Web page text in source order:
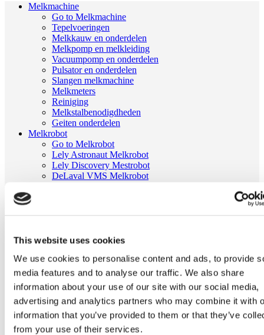
This website uses cookies
We use cookies to personalise content and ads, to provide
media features and to analyse our traffic. We also share
information about your use of our site with our social media,
advertising and analytics partners who may combine it with
information that you’ve provided to them or that they’ve
from your use of their services.
Melkmachine
Go to Melkmachine
Tepelvoeringen
Melkkauw en onderdelen
Melkpomp en melkleiding
Vacuumpomp en onderdelen
Pulsator en onderdelen
Slangen melkmachine
Melkmeters
Reiniging
Melkstalbenodigdheden
Geiten onderdelen
Melkrobot
Go to Melkrobot
Lely Astronaut Melkrobot
Lely Discovery Mestrobot
DeLaval VMS Melkrobot
Stal benodigdheden
Ambic onderdelen
stalartikelen
Skelex
Home
Melkmachine
Tepelvoeringen
Tepelvoering passend voor Gascoigne Melotte 381987